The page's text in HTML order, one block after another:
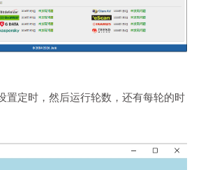
置定时，然后运行轮数，还有每轮的时